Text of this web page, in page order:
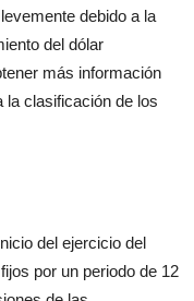
debido a la
del dólar
más información
la clasificación de los
del ejercicio del
por un periodo de 12